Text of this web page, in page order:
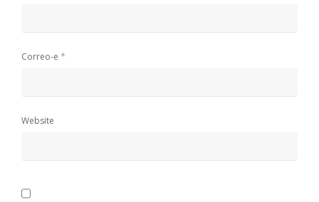
Correo-e *
Website